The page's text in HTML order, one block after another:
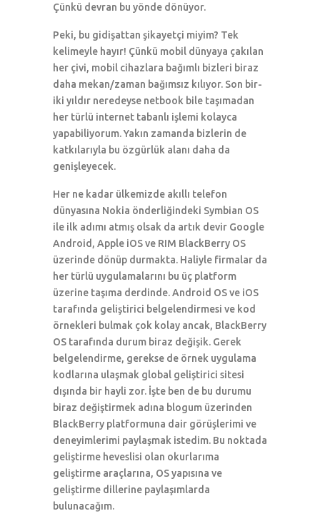
Çünkü devran bu yönde dönüyor.
Peki, bu gidişattan şikayetçi miyim? Tek
kelimeyle hayır! Çünkü mobil dünyaya çakılan
her çivi, mobil cihazlara bağımlı bizleri biraz
daha mekan/zaman bağımsız kılıyor. Son bir-
iki yıldır neredeyse netbook bile taşımadan
her türlü internet tabanlı işlemi kolayca
yapabiliyorum. Yakın zamanda bizlerin de
katkılarıyla bu özgürlük alanı daha da
genişleyecek.
Her ne kadar ülkemizde akıllı telefon
dünyasına Nokia önderliğindeki Symbian OS
ile ilk adımı atmış olsak da artık devir Google
Android, Apple iOS ve RIM BlackBerry OS
üzerinde dönüp durmakta. Haliyle firmalar da
her türlü uygulamalarını bu üç platform
üzerine taşıma derdinde. Android OS ve iOS
tarafında geliştirici belgelendirmesi ve kod
örnekleri bulmak çok kolay ancak, BlackBerry
OS tarafında durum biraz değişik. Gerek
belgelendirme, gerekse de örnek uygulama
kodlarına ulaşmak global geliştirici sitesi
dışında bir hayli zor. İşte ben de bu durumu
biraz değiştirmek adına blogum üzerinden
BlackBerry platformuna dair görüşlerimi ve
deneyimlerimi paylaşmak istedim. Bu noktada
geliştirme heveslisi olan okurlarıma
geliştirme araçlarına, OS yapısına ve
geliştirme dillerine paylaşımlarda
bulunacağım.